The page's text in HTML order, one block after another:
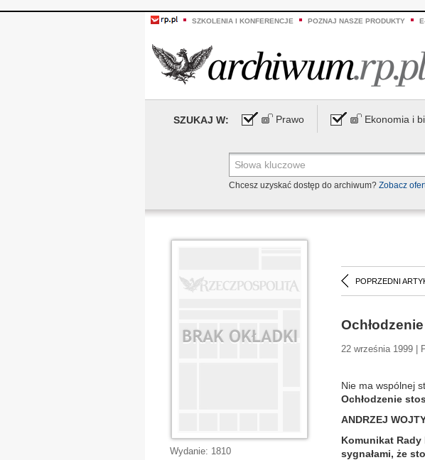
SZKOLENIA I KONFERENCJE POZNAJ NASZE PRODUKTY
SZUKAJ W: Prawo Ekonomia i
Chcesz uzyskać dostęp do archiwum? Zobacz
POPRZEDNI
22 września 1999 |
Nie ma wspólnej
Ochłodzenie
ANDRZEJ
Komunikat
sygnałami, że
Wydanie: 1810